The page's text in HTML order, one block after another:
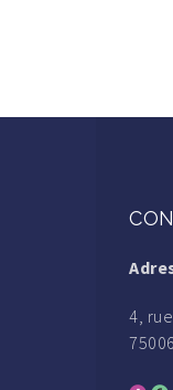
4,